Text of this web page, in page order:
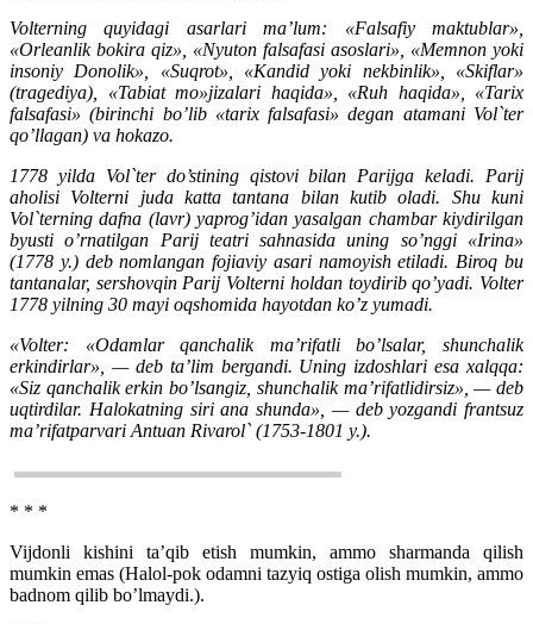
Volterning quyidagi asarlari ma’lum: «Falsafiy maktublar»,
«Orleanlik bokira qiz», «Nyuton falsafasi asoslari», «Memnon yoki
insoniy Donolik», «Suqrot», «Kandid yoki nekbinlik», «Skiflar»
(tragediya), «Tabiat mo»jizalari haqida», «Ruh haqida», «Tarix
falsafasi» (birinchi bo’lib «tarix falsafasi» degan atamani Vol`ter
qo’llagan) va hokazo.
1778 yilda Vol`ter do’stining qistovi bilan Parijga keladi. Parij
aholisi Volterni juda katta tantana bilan kutib oladi. Shu kuni
Vol`terning dafna (lavr) yaprog’idan yasalgan chambar kiydirilgan
byusti o’rnatilgan Parij teatri sahnasida uning so’nggi «Irina»
(1778 y.) deb nomlangan fojiaviy asari namoyish etiladi. Biroq bu
tantanalar, sershovqin Parij Volterni holdan toydirib qo’yadi. Volter
1778 yilning 30 mayi oqshomida hayotdan ko’z yumadi.
«Volter: «Odamlar qanchalik ma’rifatli bo’lsalar, shunchalik
erkindirlar», — deb ta’lim bergandi. Uning izdoshlari esa xalqqa:
«Siz qanchalik erkin bo’lsangiz, shunchalik ma’rifatlidirsiz», — deb
uqtirdilar. Halokatning siri ana shunda», — deb yozgandi frantsuz
ma’rifatparvari Antuan Rivarol` (1753-1801 y.).
* * *
Vijdonli kishini ta’qib etish mumkin, ammo sharmanda qilish
mumkin emas (Halol-pok odamni tazyiq ostiga olish mumkin, ammo
badnom qilib bo’lmaydi.).